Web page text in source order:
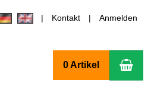
Kontakt Anmelden
0 Artikel